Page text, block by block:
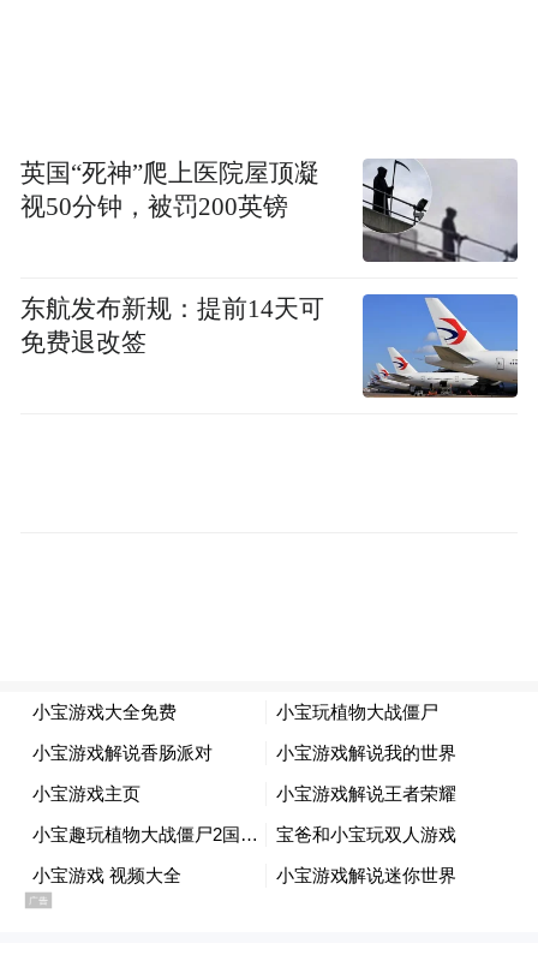
英国“死神”爬上医院屋顶凝
视50分钟，被罚200英镑
东航发布新规：提前14天可
免费退改签